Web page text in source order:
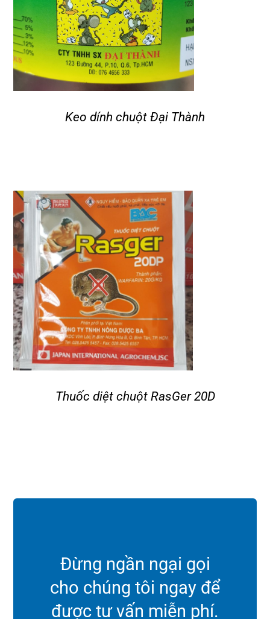
Keo dính chuột Đại Thành
Thuốc diệt chuột RasGer 20D
Đừng ngần ngại gọi
cho chúng tôi ngay để
được tư vấn miễn phí.